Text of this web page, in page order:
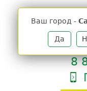
Ваш город -
Да
8